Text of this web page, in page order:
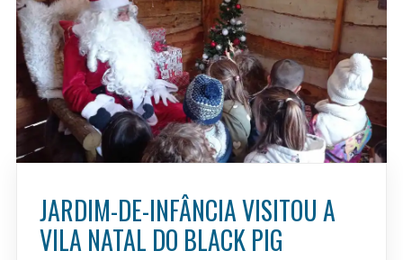
JARDIM-DE-INFÂNCIA VISITOU A
VILA NATAL DO BLACK PIG